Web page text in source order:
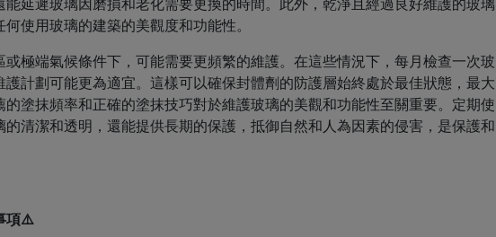
延遲玻璃因磨損和老化需要更換的時間。此外，乾淨且經過良好維護的玻璃
使用玻璃的建築的美觀度和功能性。
極端氣候條件下，可能需要更頻繁的維護。在這些情況下，每月檢查一次玻
計劃可能更為適宜。這樣可以確保封體劑的防護層始終處於最佳狀態，最大
的塗抹頻率和正確的塗抹技巧對於維護玻璃的美觀和功能性至關重要。定期使
的清潔和透明，還能提供長期的保護，抵御自然和人為因素的侵害，是保護和
項⚠️